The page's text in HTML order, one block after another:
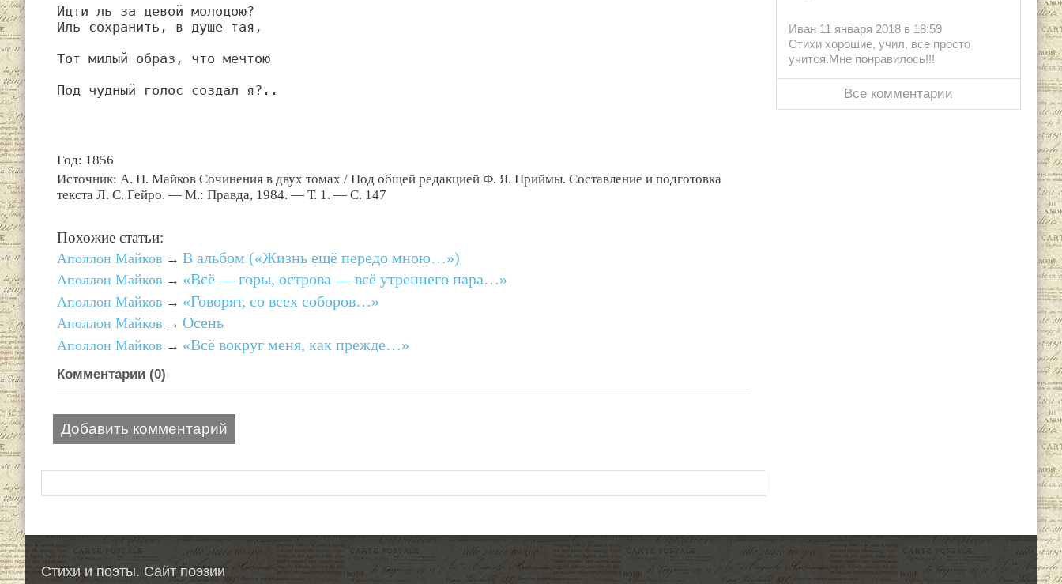
Идти ль за девой молодою?
Иль сохранить, в душе тая,
Тот милый образ, что мечтою
Под чудный голос создал я?..
Год: 1856
Источник: А. Н. Майков Сочинения в двух томах / Под общей редакцией Ф. Я. Приймы. Составление и подготовка
текста Л. С. Гейро. — М.: Правда, 1984. — Т. 1. — С. 147
Похожие статьи:
Аполлон Майков → В альбом («Жизнь ещё передо мною…»)
Аполлон Майков → «Всё — горы, острова — всё утреннего пара…»
Аполлон Майков → «Говорят, со всех соборов…»
Аполлон Майков → Осень
Аполлон Майков → «Всё вокруг меня, как прежде…»
Комментарии (0)
Добавить комментарий
Иван 11 января 2018 в 18:59
Стихи хорошие, учил, все просто
учится.Мне понравилось!!!
Все комментарии
Стихи и поэты. Сайт поэзии